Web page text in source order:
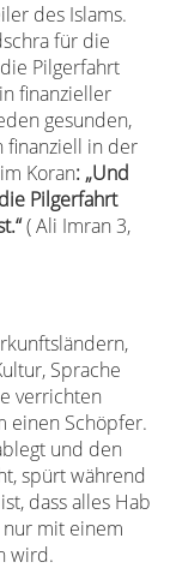
des Islams.
für die
Pilgerfahrt
finanzieller
gesunden,
finanziell in der
Koran: „Und
Pilgerfahrt
( Ali Imran 3,
Sprache
verrichten
einen Schöpfer.
und den
spürt während
dass alles Hab
mit einem
wird.